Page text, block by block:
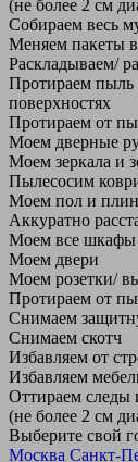
(не более 2 см
Собираем весь
Меняем пакеты
Раскладываем/
Протираем пыль
поверхностях
Протираем от
Моем дверные
Моем зеркала и
Пылесосим
Моем пол и
Аккуратно
Моем все шкафы
Моем двери
Моем розетки/
Протираем от
Снимаем
Снимаем скотч
Избавляем от
Избавляем
Оттираем следы
(не более 2 см
Выберите свой
Москва Санкт-